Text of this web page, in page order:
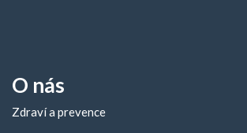
O nás
Zdraví a prevence